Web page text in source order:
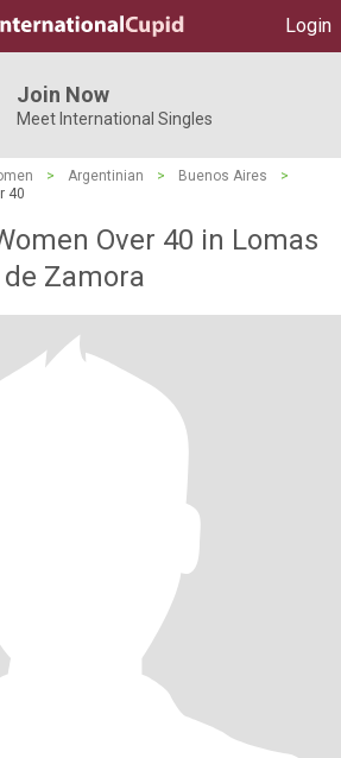
Login
Join Now
Meet International Singles
> Argentinian > Buenos Aires
>
40
Over 40 in Lomas
de Zamora